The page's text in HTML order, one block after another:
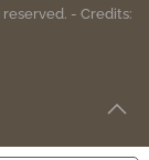
- Credits: